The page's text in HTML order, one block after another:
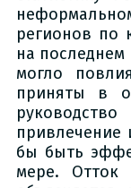
регионов по
на
могло
приняты в
привлечение
бы быть
мере. Отток